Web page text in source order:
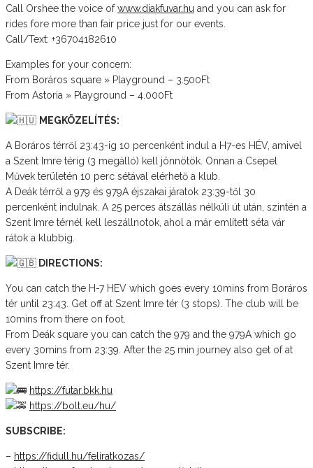
Call Orshee the voice ofwww.diakfuvar.hu and you can ask for
rides fore more than fair price just for our events.
Call/Text: +36704182610
Examples for your concern:
From Boráros square » Playground – 3.500Ft
From Astoria » Playground – 4.000Ft
MEGKÖZELÍTÉS:
A Boráros térről 23:43-ig 10 percenként indul a H7-es HÉV, amivel
a Szent Imre térig (3 megálló) kell jönnötök. Onnan a Csepel
Művek területén 10 perc sétával elérhető a klub.
A Deák térről a 979 és 979A éjszakai járatok 23:39-től 30
percenként indulnak. A 25 perces átszállás nélküli út után, szintén a
Szent Imre térnél kell leszállnotok, ahol a már említett séta vár
rátok a klubbig.
DIRECTIONS:
You can catch the H-7 HEV which goes every 10mins from Boráros
tér until 23:43. Get off at Szent Imre tér (3 stops). The club will be
10mins from there on foot.
From Deák square you can catch the 979 and the 979A which go
every 30mins from 23:39. After the 25 min journey also get of at
Szent Imre tér.
https://futar.bkk.hu
https://bolt.eu/hu/
SUBSCRIBE:
– https://fidull.hu/feliratkozas/